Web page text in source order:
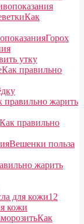
Как
Горох
утку
Как правильно
правильно жарить
Как правильно
Вешенки польза
жарить
12
кожи
Как